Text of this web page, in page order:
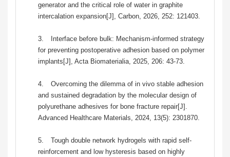
generator and the critical role of water in graphite
intercalation expansion[J], Carbon, 2026, 252: 121403.
3.
Interface before bulk: Mechanism-informed strategy
for preventing postoperative adhesion based on polymer
implants[J], Acta Biomaterialia, 2025, 206: 43-73.
4.
Overcoming the dilemma of in vivo stable adhesion
and sustained degradation by the molecular design of
polyurethane adhesives for bone fracture repair[J].
Advanced Healthcare Materials, 2024, 13(5): 2301870.
5.
Tough double network hydrogels with rapid self-
reinforcement and low hysteresis based on highly